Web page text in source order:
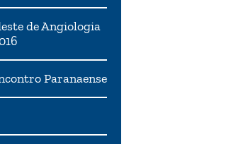
de Angiologia
Paranaense